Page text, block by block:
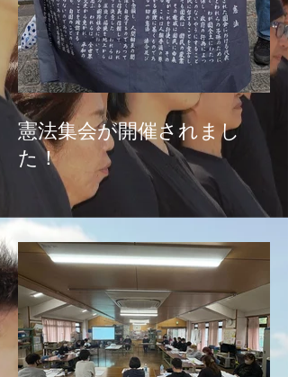
憲法集会が開催されまし
た！